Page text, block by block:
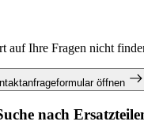
auf Ihre Fragen nicht
öffnen
nach